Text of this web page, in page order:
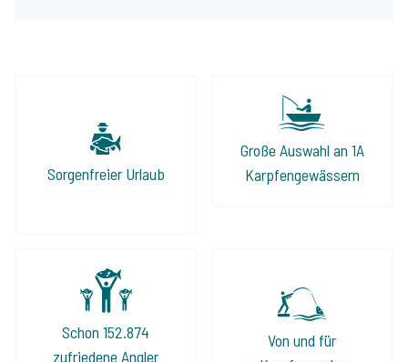
Sorgenfreier Urlaub
Große Auswahl an 1A
Karpfengewässern
Schon 152.874
zufriedene Angler
Von und für